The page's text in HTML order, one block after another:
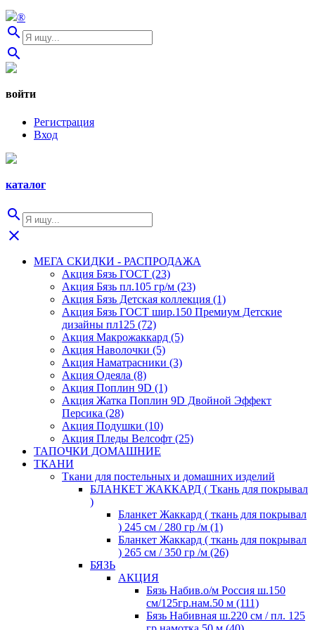
®
search
search
войти
Регистрация
Вход
каталог
search
close
МЕГА СКИДКИ - РАСПРОДАЖА
Акция Бязь ГОСТ (23)
Акция Бязь пл.105 гр/м (23)
Акция Бязь Детская коллекция (1)
Акция Бязь ГОСТ шир.150 Премиум Детские
дизайны пл125 (72)
Акция Макрожаккард (5)
Акция Наволочки (5)
Акция Наматрасники (3)
Акция Одеяла (8)
Акция Поплин 9D (1)
Акция Жатка Поплин 9D Двойной Эффект
Персика (28)
Акция Подушки (10)
Акция Пледы Велсофт (25)
ТАПОЧКИ ДОМАШНИЕ
ТКАНИ
Ткани для постельных и домашних изделий
БЛАНКЕТ ЖАККАРД ( Ткань для покрывал
)
Бланкет Жаккард ( ткань для покрывал
) 245 см / 280 гр /м (1)
Бланкет Жаккард ( ткань для покрывал
) 265 см / 350 гр /м (26)
БЯЗЬ
АКЦИЯ
Бязь Набив.о/м Россия ш.150
см/125гр.нам.50 м (111)
Бязь Набивная ш.220 см / пл. 125